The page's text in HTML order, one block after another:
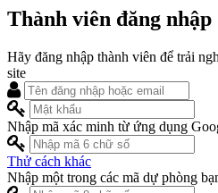
Thành viên đăng nhập
Hãy đăng nhập thành viên để trải
site
Nhập mã xác minh từ ứng dụng
Thử cách khác
Nhập một trong các mã dự phòng